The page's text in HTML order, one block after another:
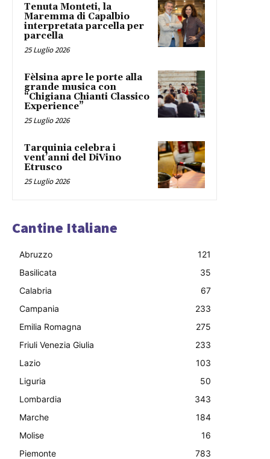
Tenuta Monteti, la
Maremma di Capalbio
interpretata parcella per
parcella
25 Luglio 2026
Fèlsina apre le porte alla
grande musica con
“Chigiana Chianti Classico
Experience”
25 Luglio 2026
Tarquinia celebra i
vent’anni del DiVino
Etrusco
25 Luglio 2026
Cantine Italiane
Abruzzo
121
Basilicata
35
Calabria
67
Campania
233
Emilia Romagna
275
Friuli Venezia Giulia
233
Lazio
103
Liguria
50
Lombardia
343
Marche
184
Molise
16
Piemonte
783